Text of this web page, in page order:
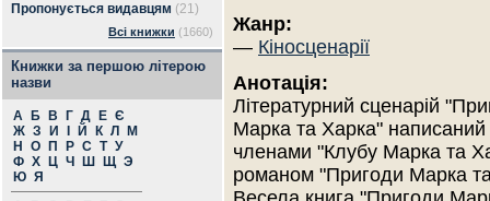
Пропонується видавцям (21)
Всі книжки (1660)
Книжки за першою літерою
назви
А Б В Г Д Е Є
Ж З И Й К Л
М
Н
О П Р С Т У
Ф Х Ц Ч Ш Щ Э
Ю Я
Жанр:
— Кіносценарії
Анотація:
Літературний сценарій
Марка та Харка"
членами "Клубу Марка та
романом "Пригоди Марка